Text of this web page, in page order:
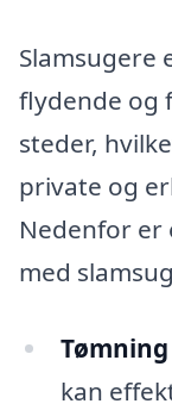
Slamsugere
flydende og
steder,
private og
Nedenfor er
med
kan